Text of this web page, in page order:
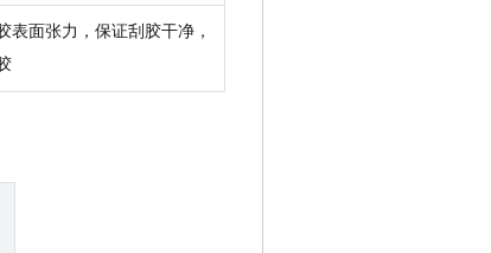
表面张力，保证刮胶干净，